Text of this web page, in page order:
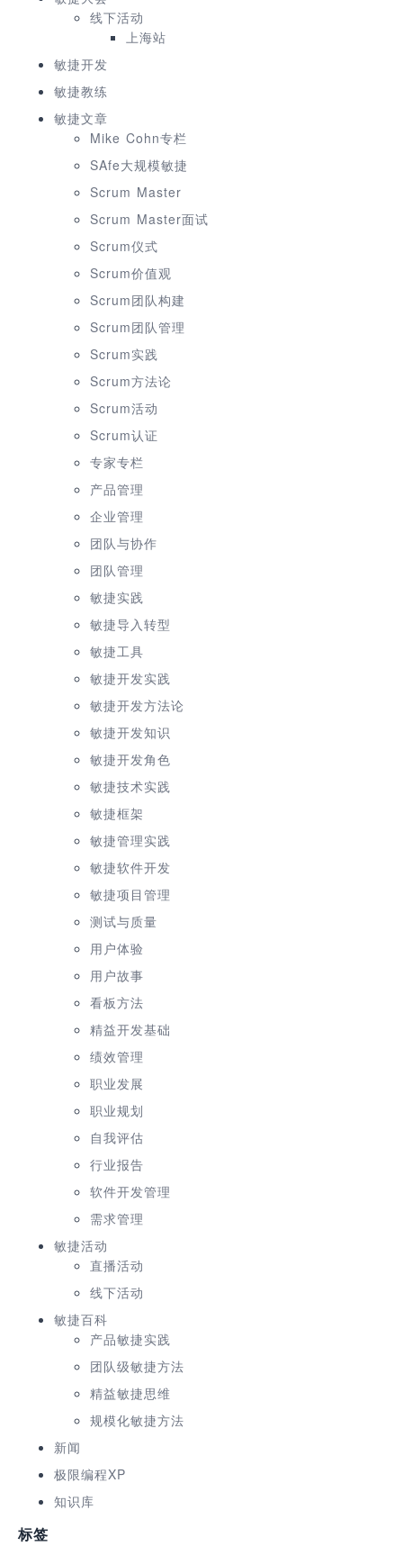
线下活动
上海站
敏捷开发
敏捷教练
敏捷文章
Mike Cohn专栏
SAfe大规模敏捷
Scrum Master
Scrum Master面试
Scrum仪式
Scrum价值观
Scrum团队构建
Scrum团队管理
Scrum实践
Scrum方法论
Scrum活动
Scrum认证
专家专栏
产品管理
企业管理
团队与协作
团队管理
敏捷实践
敏捷导入转型
敏捷工具
敏捷开发实践
敏捷开发方法论
敏捷开发知识
敏捷开发角色
敏捷技术实践
敏捷框架
敏捷管理实践
敏捷软件开发
敏捷项目管理
测试与质量
用户体验
用户故事
看板方法
精益开发基础
绩效管理
职业发展
职业规划
自我评估
行业报告
软件开发管理
需求管理
敏捷活动
直播活动
线下活动
敏捷百科
产品敏捷实践
团队级敏捷方法
精益敏捷思维
规模化敏捷方法
新闻
极限编程XP
知识库
标签